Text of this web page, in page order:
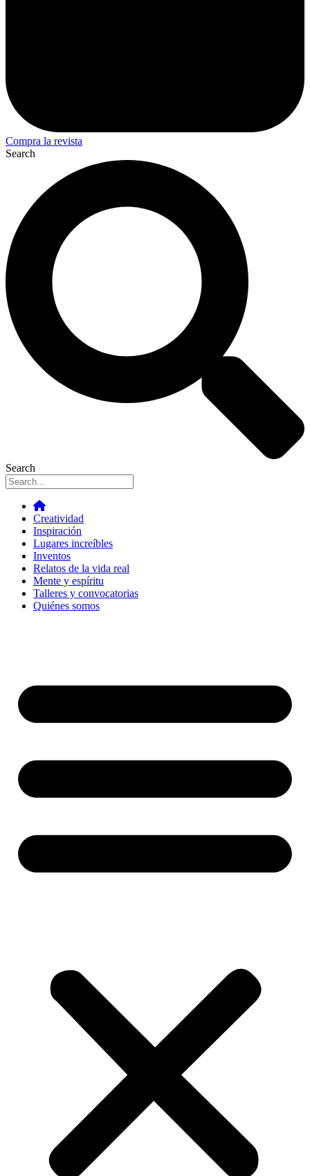
Compra la revista
Search
Search
Creatividad
Inspiración
Lugares increíbles
Inventos
Relatos de la vida real
Mente y espíritu
Talleres y convocatorias
Quiénes somos